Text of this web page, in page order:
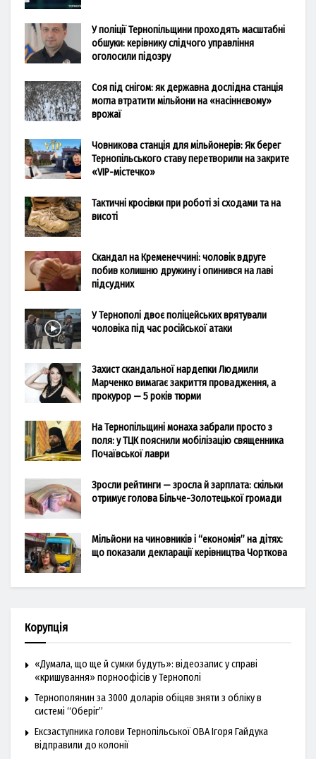
У поліції Тернопільщини проходять масштабні
обшуки: керівнику слідчого управління
оголосили підозру
Соя під снігом: як державна дослідна станція
могла втратити мільйони на «насіннєвому»
врожаї
Човникова станція для мільйонерів: Як берег
Тернопільського ставу перетворили на закрите
«VIP-містечко»
Тактичні кросівки при роботі зі сходами та на
висоті
Скандал на Кременеччині: чоловік вдруге
побив колишню дружину і опинився на лаві
підсудних
У Тернополі двоє поліцейських врятували
чоловіка під час російської атаки
Захист скандальної нардепки Людмили
Марченко вимагає закриття провадження, а
прокурор — 5 років тюрми
На Тернопільщині монаха забрали просто з
поля: у ТЦК пояснили мобілізацію священника
Почаївської лаври
Зросли рейтинги — зросла й зарплата: скільки
отримує голова Більче-Золотецької громади
Мільйони на чиновників і “економія” на дітях:
що показали декларації керівництва Чорткова
Корупція
«Думала, що ще й сумки будуть»: відеозапис у справі
«кришування» порноофісів у Тернополі
Тернополянин за 3000 доларів обіцяв зняти з обліку в
системі “Оберіг”
Ексзаступника голови Тернопільської ОВА Ігоря Гайдука
відправили до колонії